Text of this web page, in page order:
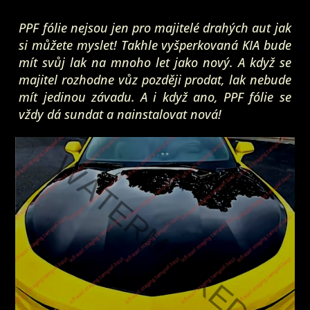
PPF fólie nejsou jen pro majitelé drahých aut jak
si můžete myslet! Takhle vyšperkovaná KIA bude
mít svůj lak na mnoho let jako nový. A když se
majitel rozhodne vůz později prodat, lak nebude
mít jedinou závadu. A i když ano, PPF fólie se
vždy dá sundat a nainstalovat nová!